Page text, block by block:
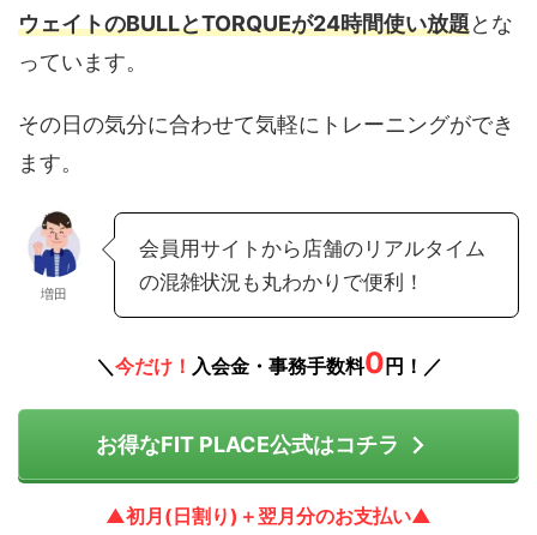
ウェイトのBULLとTORQUEが24時間使い放題とな
っています。
その日の気分に合わせて気軽にトレーニングができ
ます。
増田
会員用サイトから店舗のリアルタイム
の混雑状況も丸わかりで便利！
＼今だけ！ 入会金・事務手数料0 円！／
お得なFIT PLACE公式はコチラ
▲初月(日割り)＋翌月分のお支払い▲